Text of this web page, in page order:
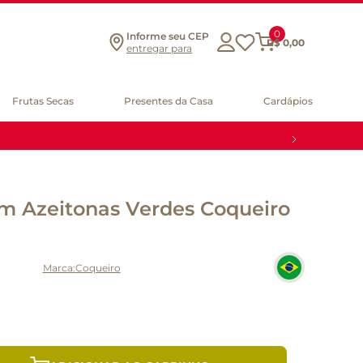
Informe seu CEP
entregar para
0
R$ 0,00
Frutas Secas Presentes da Casa Cardápios
Azeitonas Verdes Coqueiro
Coqueiro